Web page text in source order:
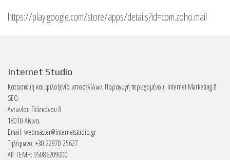
https://play.google.com/store/apps/details?id=com.zoho.mail
Internet Studio
Κατασκευή και φιλοξενία ιστοσελίδων. Παραγωγή περιεχομένου, Internet Marketing &
SEO.
Αντωνίου Πελεκάνου 8
18010 Αίγινα.
Email: webmaster@internetstudio.gr
Τηλέφωνο: +30 22970 25627
ΑΡ. ΓΕΜΗ: 95086209000